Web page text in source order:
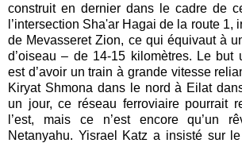
construit en dernier dans le cadre de
l’intersection Sha'ar Hagai de la route 1,
de Mevasseret Zion, ce qui équivaut à
d’oiseau – de 14-15 kilomètres. Le but
est d’avoir un train à grande vitesse
Kiryat Shmona dans le nord à Eilat
un jour, ce réseau ferroviaire pourrait
l’est, mais ce n’est encore qu’un
Netanyahu. Yisrael Katz a insisté sur